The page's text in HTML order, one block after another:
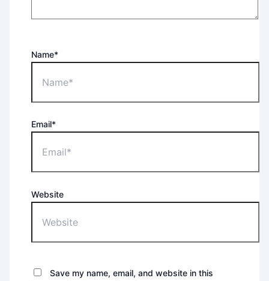
Name*
Email*
Website
Save my name, email, and website in this